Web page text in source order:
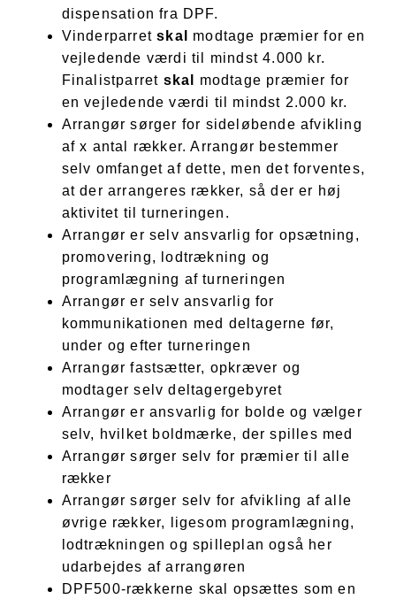
dispensation fra DPF.
Vinderparretskal
modtage præmier for en
vejledende værdi til mindst 4.000 kr.
Finalistparret skal
modtage præmier for
en vejledende værdi til mindst 2.000 kr.
Arrangør sørger for sideløbende afvikling
af x antal rækker. Arrangør bestemmer
selv omfanget af dette, men det forventes,
at der arrangeres rækker, så der er høj
aktivitet til turneringen.
Arrangør er selv ansvarlig for opsætning,
promovering, lodtrækning og
programlægning af turneringen
Arrangør er selv ansvarlig for
kommunikationen med deltagerne før,
under og efter turneringen
Arrangør fastsætter, opkræver og
modtager selv deltagergebyret
Arrangør er ansvarlig for bolde og vælger
selv, hvilket boldmærke, der spilles med
Arrangør sørger selv for præmier til alle
rækker
Arrangør sørger selv for afvikling af alle
øvrige rækker, ligesom programlægning,
lodtrækningen og spilleplan også her
udarbejdes af arrangøren
DPF500-rækkerne skal opsættes som en